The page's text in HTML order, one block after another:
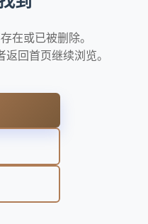
在或已被删除。
回首页继续浏览。